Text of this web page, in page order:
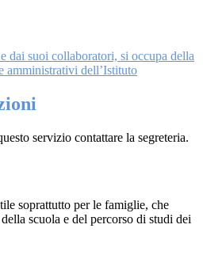
dai suoi collaboratori, si occupa della
amministrativi dell’Istituto
servizio contattare la segreteria.
soprattutto per le famiglie, che
scuola e del percorso di studi dei